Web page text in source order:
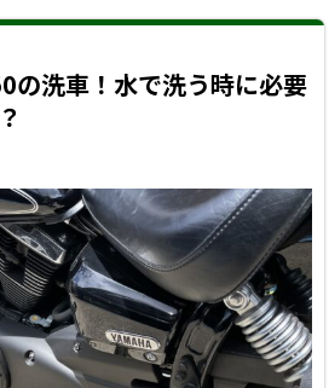
の洗車！水で洗う時に必要